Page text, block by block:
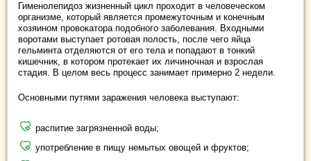
Гименолепидоз жизненный цикл проходит в человеческом
организме, который является промежуточным и конечным
хозяином провокатора подобного заболевания. Входными
воротами выступает ротовая полость, после чего яйца
гельминта отделяются от его тела и попадают в тонкий
кишечник, в котором протекает их личиночная и взрослая
стадия. В целом весь процесс занимает примерно 2 недели.
Основными путями заражения человека выступают:
распитие загрязненной воды;
употребление в пищу немытых овощей и фруктов;